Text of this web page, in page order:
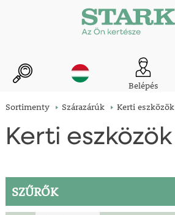
Belépés
Sortimenty Szárazárúk Kerti eszközök
Kerti eszközök
SZŰRŐK